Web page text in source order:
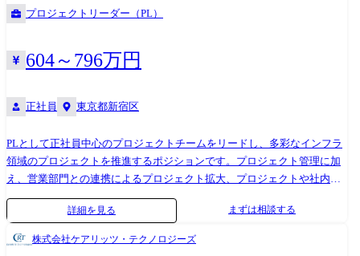
は、全社横断的な品質レベル向上に向けた施策検討、プロジェクトで課
解決事例の紹介、新規プロジェクトの創出に向けた取り組み紹介などを
ダー以上のコミュニケーション機会をつくっています。 <弊社の現状> 現
状IT化を「目的」としたサービス提供に留まってしまうプロジェクトも
ては、錯覚することなくIT化を「手段」として捉えて企画・提案し、お
客様の課題解決を実現できる再現性の高い組織に変革をしていきたいと
考えており、現在プライムベンダーとしてSI案件を獲得するための顧客
課題(見えないシーズ)の発見やヒアリングから提案、プロジェクト推進、
後進育成などを担っていただける方、ご一緒に事業拡大を牽引いただけ
る方を幹部候補としてお迎えしています。そのため経営課題解決への取
プロジェクトリーダー（PL）
604～796万円
正社員 東京都新宿区
PLとして正社員中心のプロジェクトチームをリードし、多彩なインフラ
領域のプロジェクトを推進するポジションです。プロジェクト管理に加
え、営業部門との連携によるプロジェクト拡大、プロジェクトや社内グ
ループにおける人材育成にも従事いただきます。 <具体的な取り組み> ●
品質管理グループ シニアマネージャー以上が在籍する品質管理グループ
では、全社横断的な品質レベル向上に向けた施策検討、プロジェクトで
課題を抱えている際の相談窓口にもなり、組織としてのロジックに組成
詳細を見る まずは相談する
株式会社ケアリッツ・テクノロジーズ